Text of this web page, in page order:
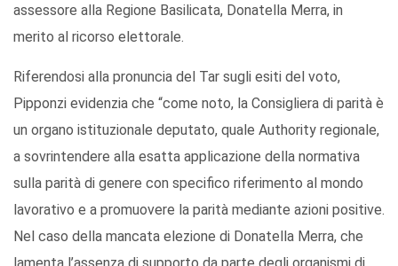
assessore alla Regione Basilicata, Donatella Merra, in
merito al ricorso elettorale.
Riferendosi alla pronuncia del Tar sugli esiti del voto,
Pipponzi evidenzia che “come noto, la Consigliera di parità è
un organo istituzionale deputato, quale Authority regionale,
a sovrintendere alla esatta applicazione della normativa
sulla parità di genere con specifico riferimento al mondo
lavorativo e a promuovere la parità mediante azioni positive.
Nel caso della mancata elezione di Donatella Merra, che